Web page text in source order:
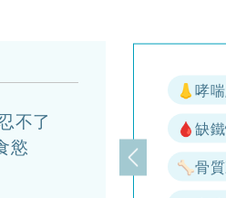
不了
慾
上一頁
👃哮
🩸缺
🦴骨